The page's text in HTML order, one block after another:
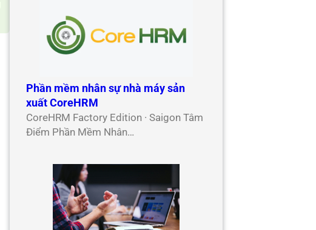
Phần mềm nhân sự nhà máy sản
xuất CoreHRM
CoreHRM Factory Edition · Saigon Tâm
Điểm Phần Mềm Nhân…